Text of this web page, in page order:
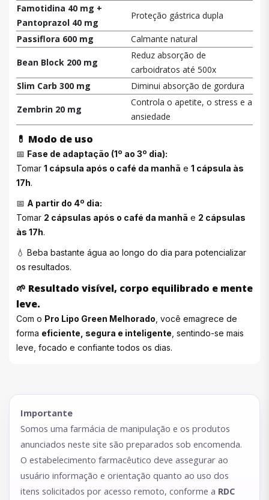
Famotidina 40 mg +
Pantoprazol 40 mg
Proteção gástrica dupla
Passiflora 600 mg Calmante natural
Bean Block 200 mg
Reduz absorção de
carboidratos até 500x
Slim Carb 300 mg
Diminui absorção de gordura
Zembrin 20 mg
Controla o apetite, o stress e a
ansiedade
💊 Modo de uso
📅 Fase de adaptação (1º ao 3º dia):
Tomar 1 cápsula após o café da manhã e 1 cápsula às
17h.
📅 A partir do 4º dia:
Tomar 2 cápsulas após o café da manhã e 2 cápsulas
às 17h.
💧 Beba bastante água ao longo do dia para potencializar
os resultados.
🌱 Resultado visível, corpo equilibrado e mente
leve.
Com o Pro Lipo Green Melhorado , você emagrece de
forma eficiente, segura e inteligente , sentindo-se mais
leve, focado e confiante todos os dias.
Importante
Somos uma farmácia de manipulação e os produtos
anunciados neste site são preparados sob encomenda.
O estabelecimento farmacêutico deve assegurar ao
usuário informação e orientação quanto ao uso dos
itens solicitados por acesso remoto, conforme a RDC